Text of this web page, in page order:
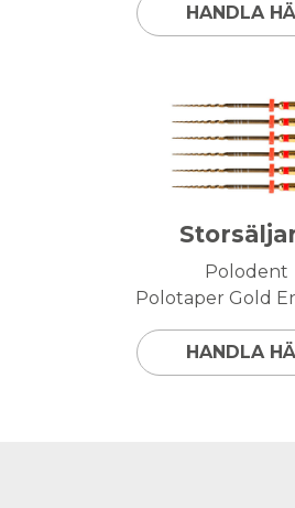
HANDLA
Polodent
Polotaper Gold
HANDLA